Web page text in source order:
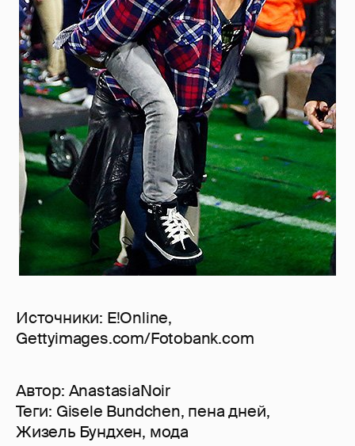
Источники: E!Online,
Gettyimages.com/Fotobank.com
Автор: AnastasiaNoir
Теги: Gisele Bundchen, пена дней,
Жизель Бундхен, мода